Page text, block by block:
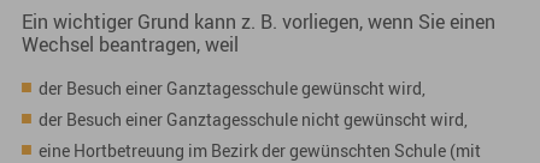
Ein wichtiger Grund kann z. B. vorliegen, wenn Sie einen
Wechsel beantragen, weil
der Besuch einer Ganztagesschule gewünscht wird,
der Besuch einer Ganztagesschule nicht gewünscht wird,
eine Hortbetreuung im Bezirk der gewünschten Schule (mit